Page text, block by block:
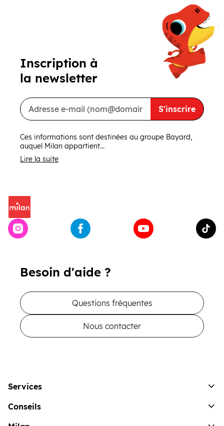
Besoin d'aide ?
Questions fréquentes
Nous contacter
Inscription à
la newsletter
S'inscrire
Ces informations sont destinées au groupe Bayard,
auquel Milan appartient...
Lire la suite
Services
Conseils